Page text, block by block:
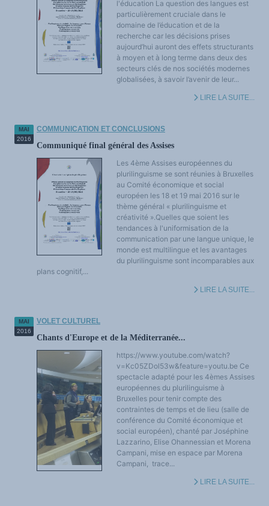
l'éducation La question des langues est
particulièrement cruciale dans le
domaine de l’éducation et de la
recherche car les décisions prises
aujourd’hui auront des effets structurants
à moyen et à long terme dans deux des
secteurs clés de nos sociétés modernes
globalisées, à savoir l’avenir de leur...
LIRE LA SUITE...
MAI
2016
COMMUNICATION ET CONCLUSIONS
Communiqué final général des Assises
Les 4ème Assises européennes du
plurilinguisme se sont réunies à Bruxelles
au Comité économique et social
européen les 18 et 19 mai 2016 sur le
thème général « plurilinguisme et
créativité ».Quelles que soient les
tendances à l'uniformisation de la
communication par une langue unique, le
monde est multilingue et les avantages
du plurilinguisme sont incomparables aux
plans cognitif,...
LIRE LA SUITE...
MAI
2016
VOLET CULTUREL
Chants d'Europe et de la Méditerranée...
https://www.youtube.com/watch?
v=Kc05ZDol53w&feature=youtu.be Ce
spectacle adapté pour les 4èmes Assises
européennes du plurilinguisme à
Bruxelles pour tenir compte des
contraintes de temps et de lieu (salle de
conférence du Comité économique et
social européen), chanté par Joséphine
Lazzarino, Elise Ohannessian et Morena
Campani, mise en espace par Morena
Campani, trace...
LIRE LA SUITE...